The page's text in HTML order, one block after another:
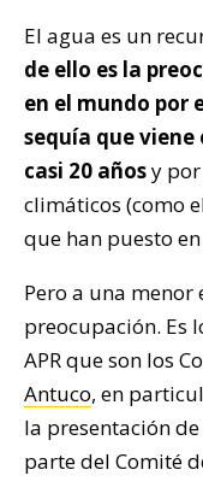
El agua es un
de ello es la
en el mundo por
sequía que
casi 20 añosy
climáticos (como
que han puesto
Pero a una
preocupación. Es
APR que son los
Antuco, en
la presentación
parte del Comité